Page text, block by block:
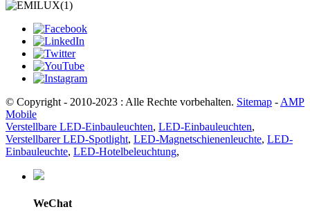
© Copyright - 2010-2023 : Alle Rechte vorbehalten. Sitemap - AMP
Mobile
Verstellbare LED-Einbauleuchten, LED-Einbauleuchten,
Verstellbarer LED-Spotlight, LED-Magnetschienenleuchte, LED-
Einbauleuchte, LED-Hotelbeleuchtung,
WeChat